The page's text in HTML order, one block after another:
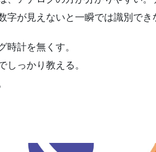
が見えないと一瞬では識別でき
時計を無くす。
しっかり教える。